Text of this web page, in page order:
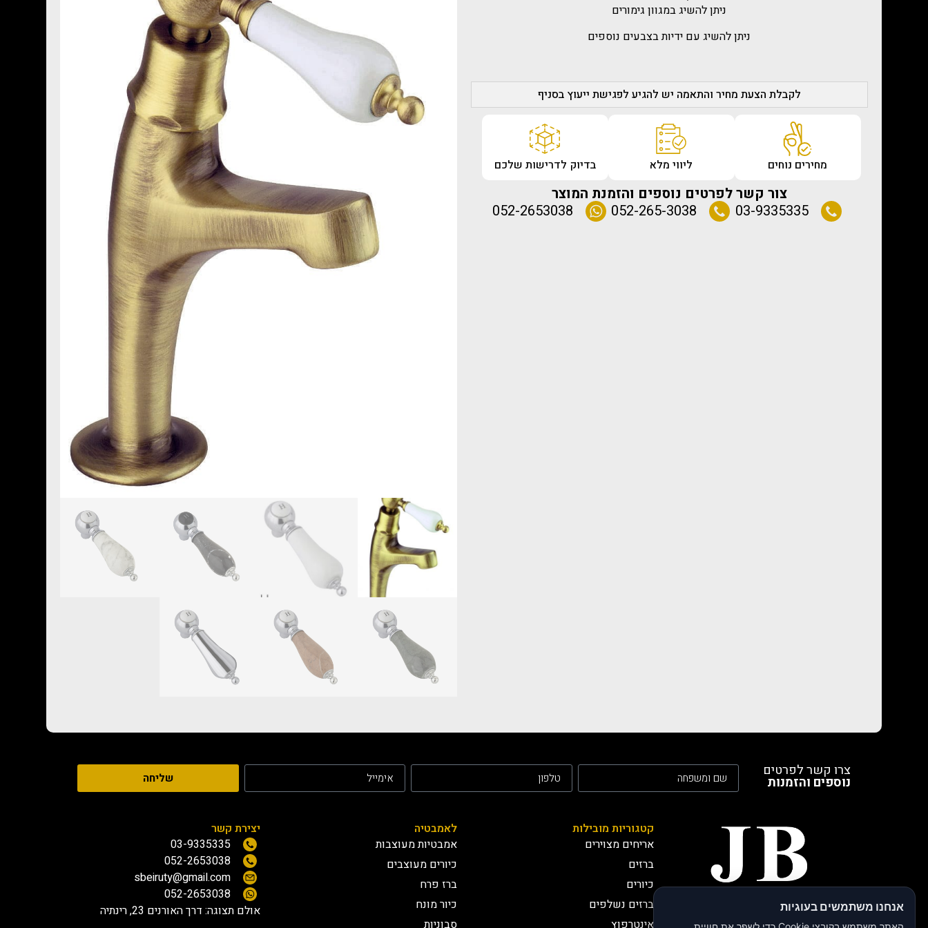
ניתן להשיג במגוון גימורים
ניתן להשיג עם ידיות בצבעים נוספים
לקבלת הצעת מחיר והתאמה יש להגיע לפגישת ייעוץ בסניף
מחירים נוחים ליווי מלא בדיוק לדרישות שלכם
צור קשר לפרטים נוספים והזמנת המוצר
03-9335335
052-265-3038
052-2653038
צרו קשר לפרטים
נוספים והזמנות שליחה
קטגוריות מובילות
אריחים מצוירים
ברזים
כיורים
ברזים נשלפים
לאמבטיה
אמבטיות מעוצבות
כיורים מעוצבים
ברז פרח
כיור מונח
יצירת קשר
03-9335335
052-2653038
sbeiruty@gmail.com
052-2653038
אולם תצוגה: דרך האורנים 23, רינתיה אנחנו משתמשים בעוגיות